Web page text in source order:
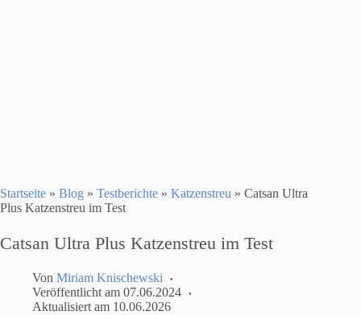
Startseite » Blog » Testberichte » Katzenstreu » Catsan Ultra
Plus Katzenstreu im Test
Catsan Ultra Plus Katzenstreu im Test
Von Miriam Knischewski
Veröffentlicht am 07.06.2024
Aktualisiert am 10.06.2026